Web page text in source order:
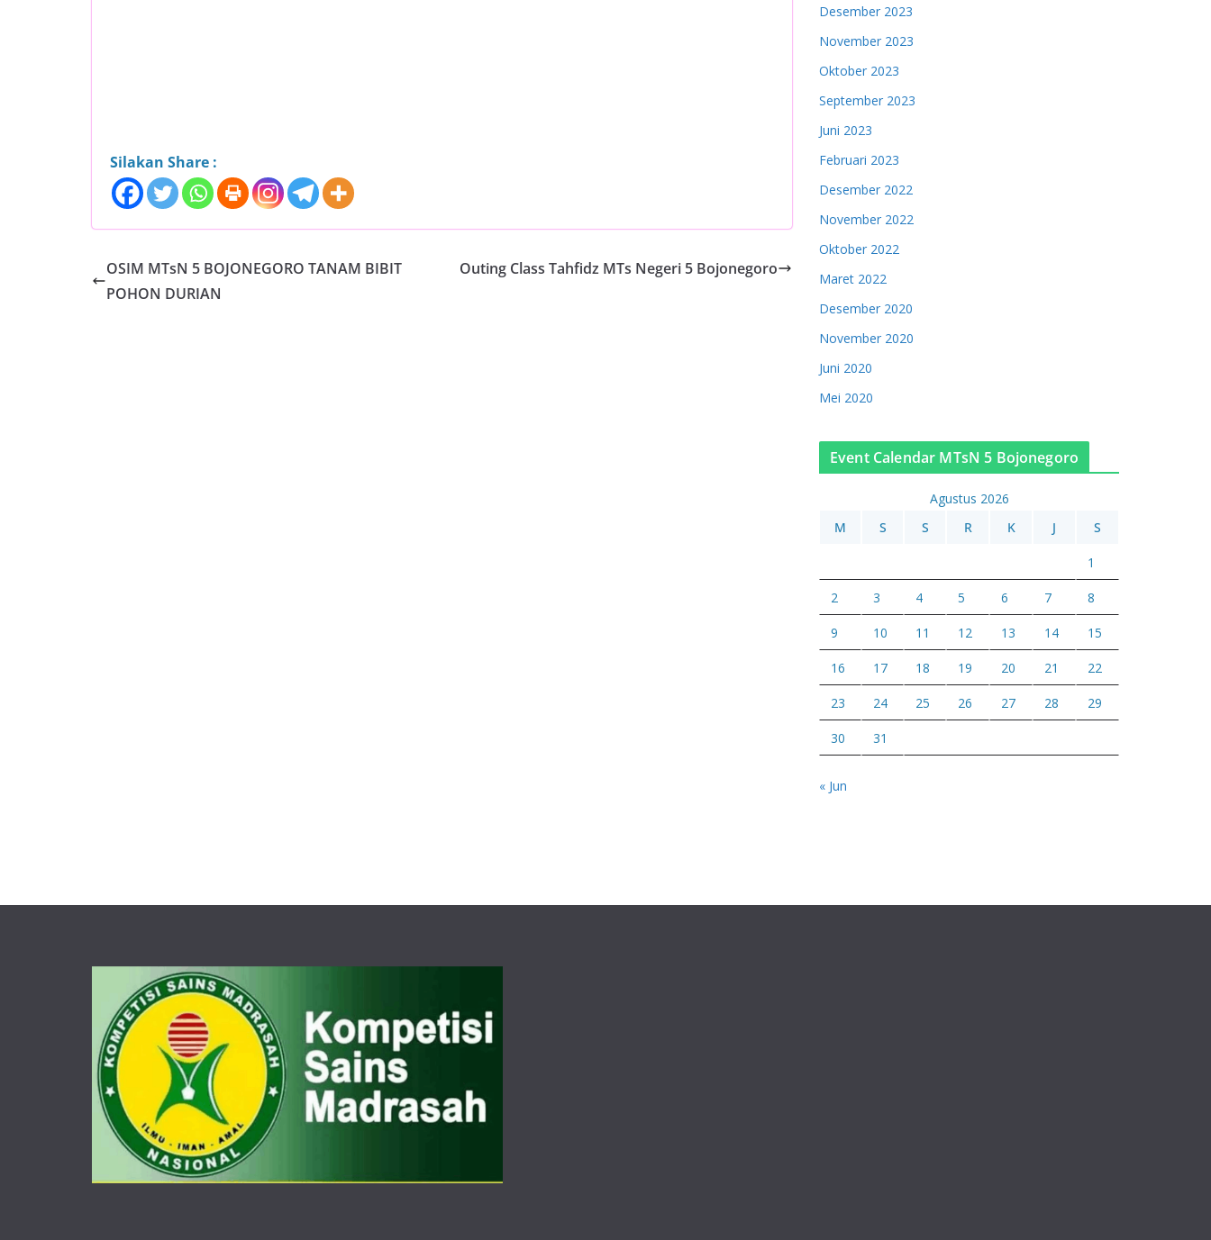
Silakan Share :
OSIM MTsN 5 BOJONEGORO TANAM BIBIT
POHON DURIAN
Outing Class Tahfidz MTs Negeri 5 Bojonegoro
Desember 2023
November 2023
Oktober 2023
September 2023
Juni 2023
Februari 2023
Desember 2022
November 2022
Oktober 2022
Maret 2022
Desember 2020
November 2020
Juni 2020
Mei 2020
Event Calendar MTsN 5 Bojonegoro
Agustus 2026
M
S S R K J S
1
2 3 4 5 6 7 8
9 10 11 12 13 14 15
16 17 18 19 20 21 22
23 24 25 26 27 28 29
30 31
« Jun